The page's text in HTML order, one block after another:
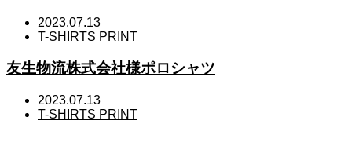
2023.07.13
T-SHIRTS PRINT
友生物流株式会社様ポロシャツ
2023.07.13
T-SHIRTS PRINT